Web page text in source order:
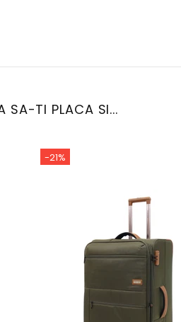
SA-TI PLACA SI...
-21%